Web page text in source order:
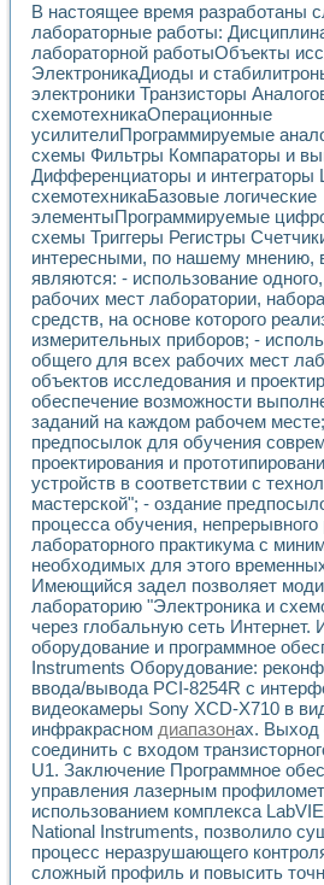
В настоящее время разработаны
лабораторные работы:
лабораторной работыОбъекты
ЭлектроникаДиоды и
электроники Транзисторы
схемотехникаОперационные
усилителиПрограммируемые
схемы Фильтры Компараторы и
Дифференциаторы и интеграторы
схемотехникаБазовые логические
элементыПрограммируемые
схемы Триггеры Регистры
интересными, по нашему мнению,
являются: - использование
рабочих мест лаборатории,
средств, на основе которого
измерительных приборов; -
общего для всех рабочих мест
объектов исследования и
обеспечение возможности
заданий на каждом рабочем
предпосылок для обучения
проектирования и
устройств в соответствии с
мастерской"; - оздание
процесса обучения, непрерывного
лабораторного практикума с
необходимых для этого
Имеющийся задел позволяет
лабораторию "Электроника и
через глобальную сеть Интернет.
оборудование и программное
Instruments Оборудование:
ввода/вывода PCI-8254R с
видеокамеры Sony XCD-X710 в
инфракрасном диапазонах. Выход
соединить с входом
U1. Заключение Программное
управления лазерным
использованием комплекса
National Instruments, позволило
процесс неразрушающего
сложный профиль и повысить